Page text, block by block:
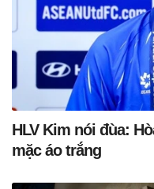
HLV Kim nói đùa:
mặc áo trắng